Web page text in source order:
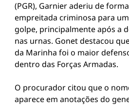
(PGR), Garnier aderiu de
empreitada criminosa para
golpe, principalmente após a
nas urnas. Gonet destacou
da Marinha foi o maior
dentro das Forças Armadas.
O procurador citou que o
aparece em anotações do